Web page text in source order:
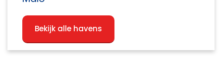
Bekijk alle havens